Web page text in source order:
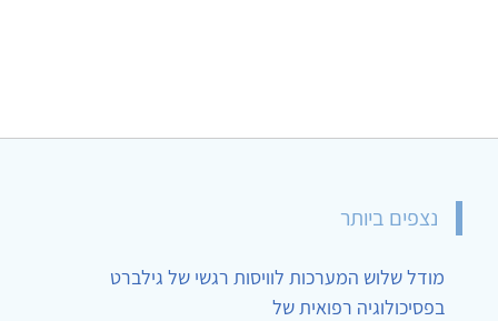
נצפים ביותר
מודל שלוש המערכות לוויסות רגשי של גילברט
בפסיכולוגיה רפואית של